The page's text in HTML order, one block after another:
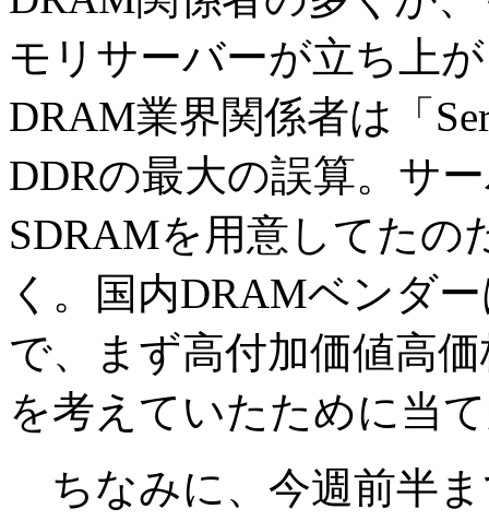
モリサーバーが立ち上
DRAM業界関係者は「
DDRの最大の誤算。サ
SDRAMを用意してたの
く。国内DRAMベンダ
で、まず高付加価値高
を考えていたために当
ちなみに、今週前半